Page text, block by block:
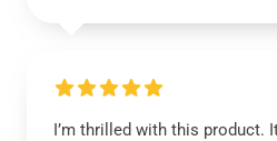
I’m thrilled with this product.